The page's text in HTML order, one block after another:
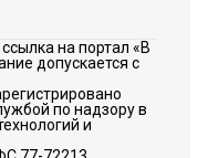
на портал «В
допускается с
по надзору в
и